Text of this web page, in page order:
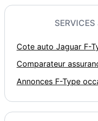
Cote auto Jaguar F-
Comparateur
Annonces F-Type